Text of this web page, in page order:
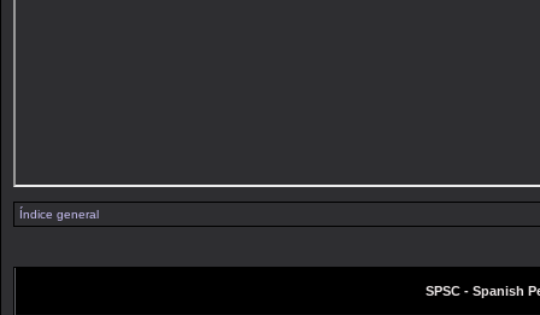
Índice general
SPSC - Spanish